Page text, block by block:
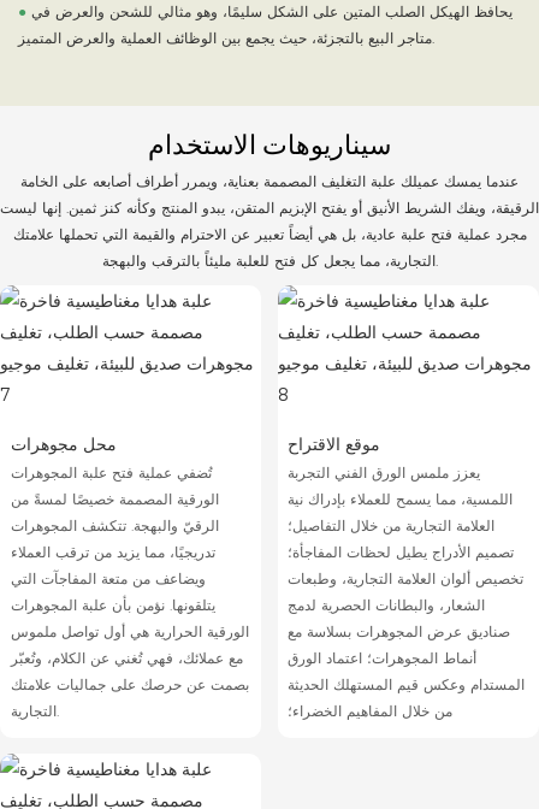
●
سيناريوهات الاستخدام
عندما يمسك عميلك علبة التغليف المصممة بعناية، ويمرر أطراف أصابعه على الخامة
الرقيقة، ويفك الشريط الأنيق أو يفتح الإبزيم المتقن، يبدو المنتج وكأنه كنز ثمين. إنها ليست
مجرد عملية فتح علبة عادية، بل هي أيضاً تعبير عن الاحترام والقيمة التي تحملها علامتك
التجارية، مما يجعل كل فتح للعلبة مليئاً بالترقب والبهجة.
محل مجوهرات
تُضفي عملية فتح علبة المجوهرات
الورقية المصممة خصيصًا لمسةً من
الرقيّ والبهجة. تتكشف المجوهرات
تدريجيًا، مما يزيد من ترقب العملاء
ويضاعف من متعة المفاجآت التي
يتلقونها. نؤمن بأن علبة المجوهرات
الورقية الحرارية هي أول تواصل ملموس
مع عملائك، فهي تُغني عن الكلام، وتُعبّر
بصمت عن حرصك على جماليات علامتك
التجارية.
موقع الاقتراح
يعزز ملمس الورق الفني التجربة
اللمسية، مما يسمح للعملاء بإدراك نية
العلامة التجارية من خلال التفاصيل؛
تصميم الأدراج يطيل لحظات المفاجأة؛
تخصيص ألوان العلامة التجارية، وطبعات
الشعار، والبطانات الحصرية لدمج
صناديق عرض المجوهرات بسلاسة مع
أنماط المجوهرات؛ اعتماد الورق
المستدام وعكس قيم المستهلك الحديثة
من خلال المفاهيم الخضراء؛